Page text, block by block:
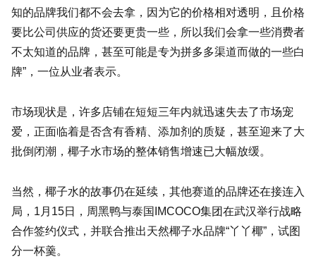
知的品牌我们都不会去拿，因为它的价格相对透明，且价格
要比公司供应的货还要更贵一些，所以我们会拿一些消费者
不太知道的品牌，甚至可能是专为拼多多渠道而做的一些白
牌”，一位从业者表示。
市场现状是，许多店铺在短短三年内就迅速失去了市场宠
爱，正面临着是否含有香精、添加剂的质疑，甚至迎来了大
批倒闭潮，椰子水市场的整体销售增速已大幅放缓。
当然，椰子水的故事仍在延续，其他赛道的品牌还在接连入
局，1月15日，周黑鸭与泰国IMCOCO集团在武汉举行战略
合作签约仪式，并联合推出天然椰子水品牌“丫丫椰”，试图
分一杯羹。